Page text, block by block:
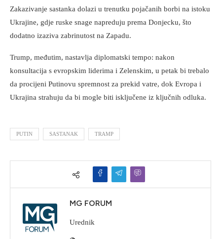
Zakazivanje sastanka dolazi u trenutku pojačanih borbi na istoku
Ukrajine, gdje ruske snage napreduju prema Donjecku, što
dodatno izaziva zabrinutost na Zapadu.
Trump, međutim, nastavlja diplomatski tempo: nakon
konsultacija s evropskim liderima i Zelenskim, u petak bi trebalo
da procijeni Putinovu spremnost za prekid vatre, dok Evropa i
Ukrajina strahuju da bi mogle biti isključene iz ključnih odluka.
PUTIN SASTANAK TRAMP
MG FORUM
Urednik